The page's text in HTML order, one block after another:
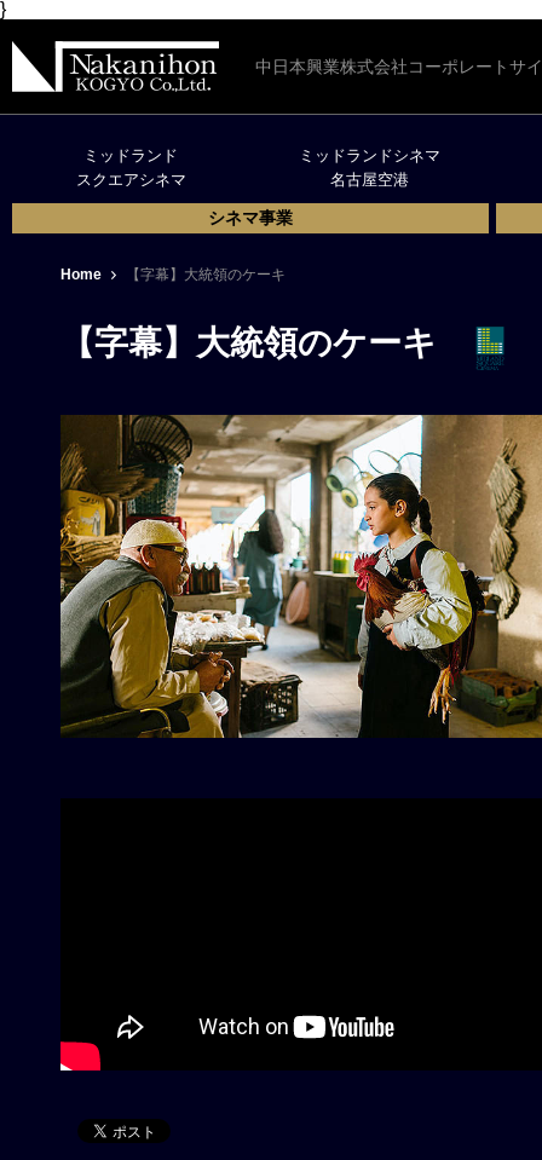
}
中日本興業株式会社コーポレートサ
ミッドランド
スクエアシネマ
ミッドランドシネマ
名古屋空港
シネマ事業
Home 【字幕】大統領のケーキ
【字幕】大統領のケーキ